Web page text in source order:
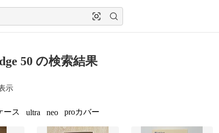
50 の検索結果
示
ース ultra neo proカバー